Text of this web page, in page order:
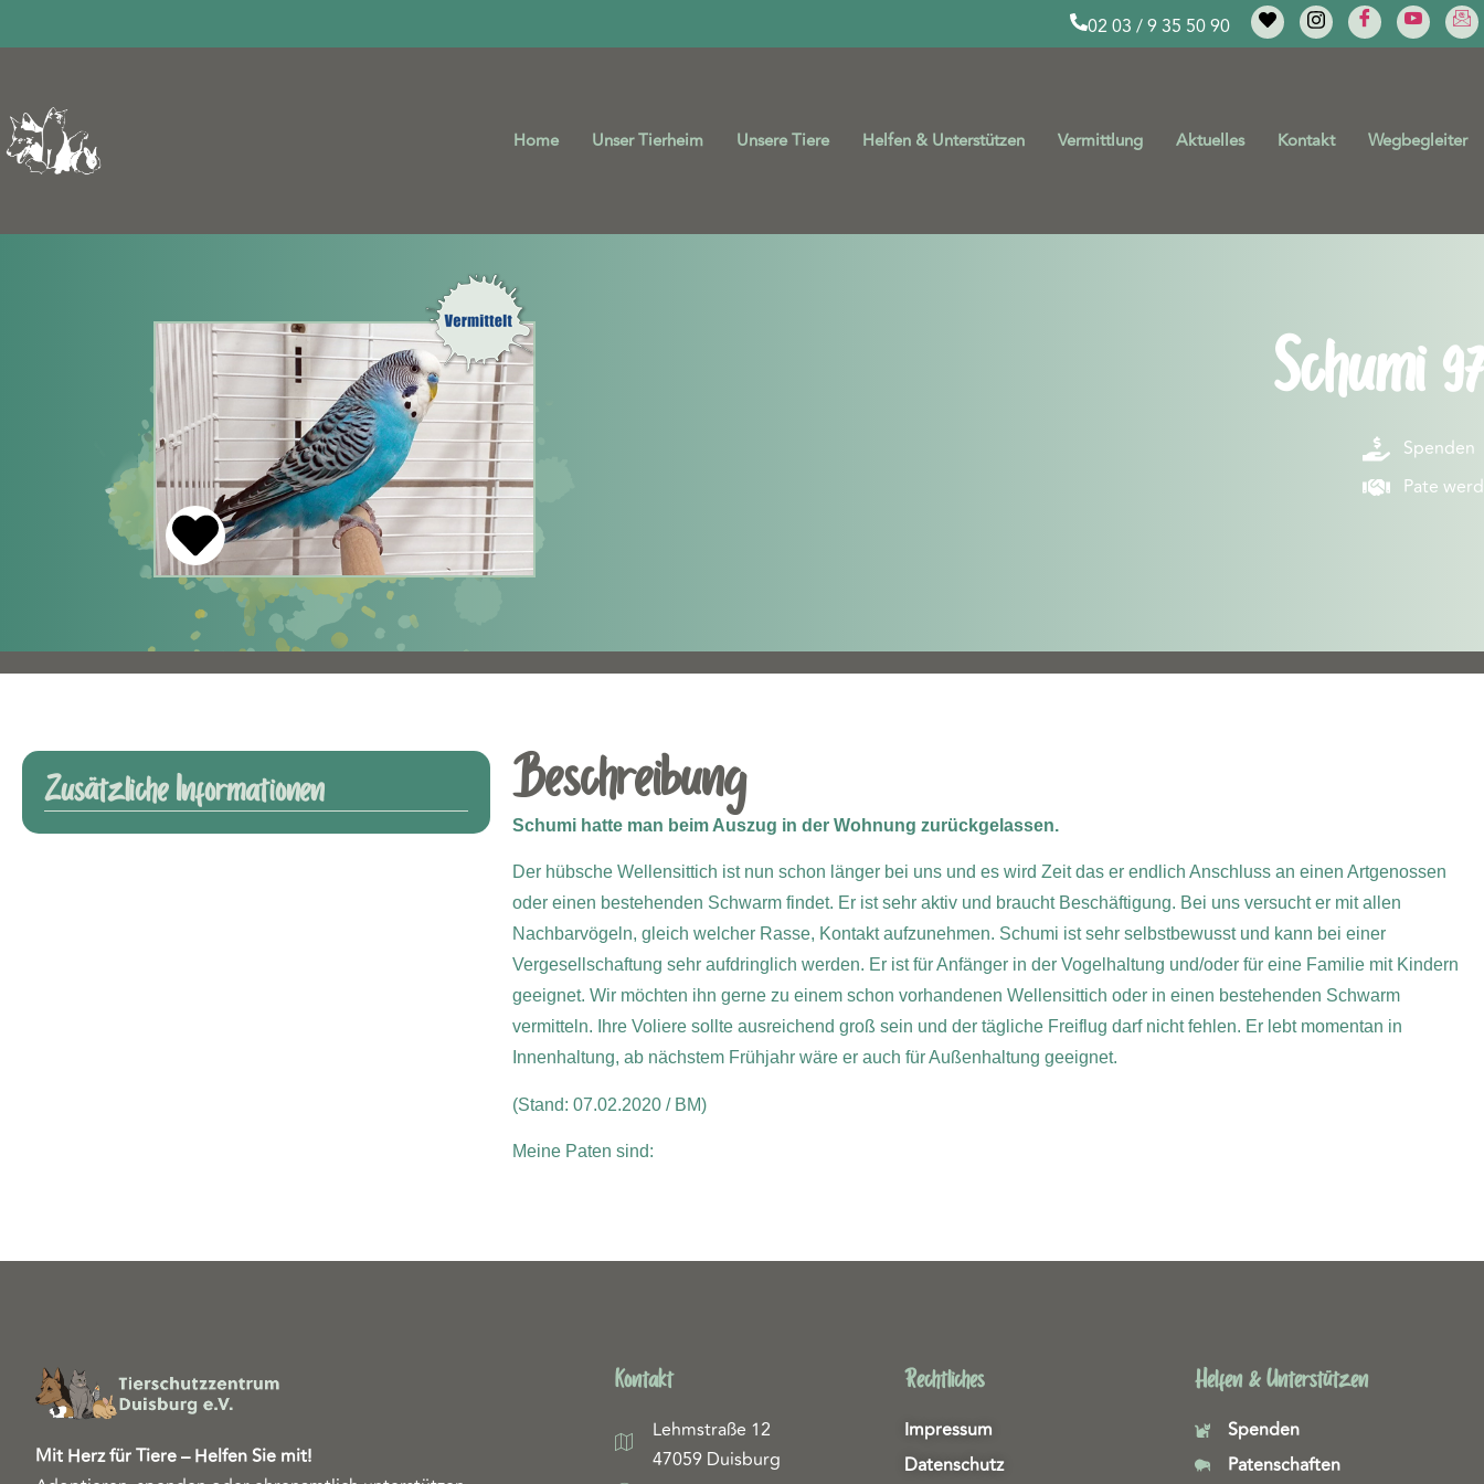
02 03 / 9 35 50 90
Home Unser Tierheim Unsere Tiere Helfen & Unterstützen Vermittlung Aktuelles Kontakt Wegbegleiter
Schumi
Spenden
Pate
Zusätzliche Informationen Beschreibung
Schumi hatte man beim Auszug in der Wohnung zurückgelassen.
Der hübsche Wellensittich ist nun schon länger bei uns und es wird Zeit das er endlich Anschluss an einen Artgenossen
oder einen bestehenden Schwarm findet. Er ist sehr aktiv und braucht Beschäftigung. Bei uns versucht er mit allen
Nachbarvögeln, gleich welcher Rasse, Kontakt aufzunehmen. Schumi ist sehr selbstbewusst und kann bei einer
Vergesellschaftung sehr aufdringlich werden. Er ist für Anfänger in der Vogelhaltung und/oder für eine Familie mit Kindern
geeignet. Wir möchten ihn gerne zu einem schon vorhandenen Wellensittich oder in einen bestehenden Schwarm
vermitteln. Ihre Voliere sollte ausreichend groß sein und der tägliche Freiflug darf nicht fehlen. Er lebt momentan in
Innenhaltung, ab nächstem Frühjahr wäre er auch für Außenhaltung geeignet.
(Stand: 07.02.2020 / BM)
Meine Paten sind:
Mit Herz für Tiere – Helfen Sie mit!
Kontakt
Lehmstraße 12
47059 Duisburg
Rechtliches
Impressum
Datenschutz
Helfen & Unterstützen
Spenden
Patenschaften